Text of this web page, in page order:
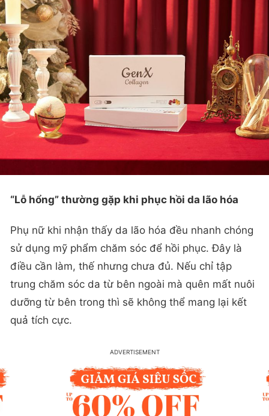
“Lỗ hổng” thường gặp khi phục hồi da lão hóa
Phụ nữ khi nhận thấy da lão hóa đều nhanh chóng
sử dụng mỹ phẩm chăm sóc để hồi phục. Đây là
điều cần làm, thế nhưng chưa đủ. Nếu chỉ tập
trung chăm sóc da từ bên ngoài mà quên mất nuôi
dưỡng từ bên trong thì sẽ không thể mang lại kết
quả tích cực.